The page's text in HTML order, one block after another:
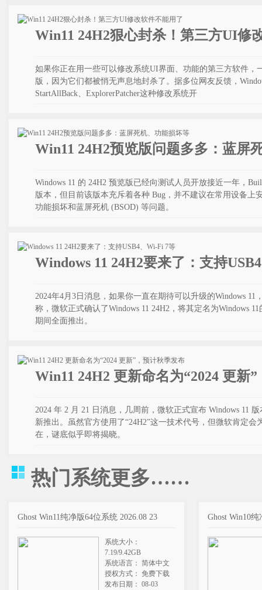
Win11 24H2狠心封杀！第三方UI修
如果你正在用一些可以修改系统UI界面、功能的第三方软件，
版，因为它们都被悄无声息地封杀了。据多位网友反馈，
StartAllBack、ExplorerPatcher这种修改系统开
Win11 24H2预览版问题多多：蓝屏
Windows 11 的 24H2 预览版已经向测试人员开放接近一年，
版本，但目前该版本充斥着各种 Bug，并不建议在常用设备上
功能损坏和蓝屏死机 (BSOD) 等问题。
Windows 11 24H2要来了：支持
2024年4月3日消息，如果你一直在期待可以升级的Windows
称，微软正式确认了Windows 11 24H2，将其定名为Windows
期间全面推出。
Win11 24H2 更新命名为“2024 更新
2024 年 2 月 21 日消息，几周前，微软正式宣布 Windows 11
新推出。虽然官方使用了“24H2”这一技术代号，但微软肯定
在，谜底似乎即将揭晓。
热门系统更多……
Ghost Win11纯净版64位系统 2026.08 23
系统大小：
7.19/9.42GB
系统语言： 简体中文
授权方式： 免费下载
发布日期： 08-03
Ghost Win10